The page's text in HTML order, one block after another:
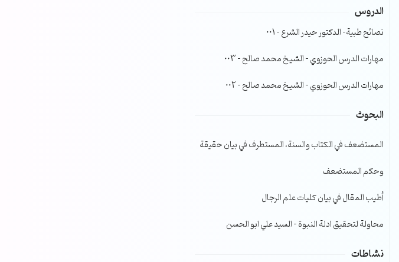
الصوت.الدروس
نصائح طبية- الدكتور حيدر الشرع – 001
مهارات الدرس الحوزوي – الشيخ محمد صالح – 003
مهارات الدرس الحوزوي – الشيخ محمد صالح – 002
البحوث
المستضعف في الكتاب والسنة، المستطرف في بيان حقيقة
وحكم المستضعف
أطيب المقال في بيان كليات علم الرجال
محاولة لتحقيق ادلة النبوة – السيد علي ابو الحسن
نشاطات